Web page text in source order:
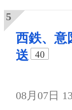
西鉄、意
送
40
08月07日